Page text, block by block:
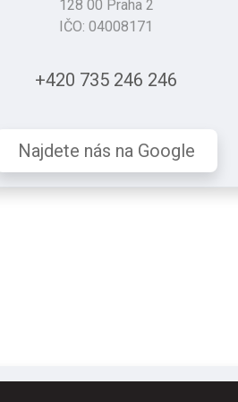
128 00 Praha 2
IČO: 04008171
+420 735 246 246
Najdete nás na Google